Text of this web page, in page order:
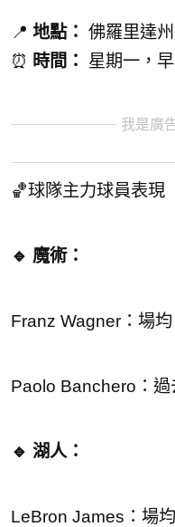
📍 地點： 佛羅里達
⏰ 時間： 星期一，
我是廣
🏀球隊主力球員表現
🔹 魔術：
Franz Wagner：場
Paolo Banchero：
🔹 湖人：
LeBron James：場